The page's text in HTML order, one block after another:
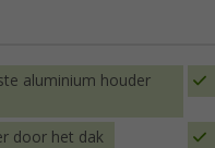
aluminium houder
door het dak